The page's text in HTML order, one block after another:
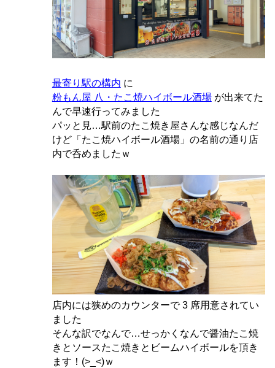
最寄り駅の構内 に
粉もん屋 八・たこ焼ハイボール酒場が出来てた
んで早速行ってみました
パッと見…駅前のたこ焼き屋さんな感じなんだ
けど「たこ焼ハイボール酒場」の名前の通り店
内で呑めましたｗ
店内には狭めのカウンターで 3 席用意されてい
ました
そんな訳でなんで…せっかくなんで醤油たこ焼
きとソースたこ焼きとビームハイボールを頂き
ます！(>_<)ｗ